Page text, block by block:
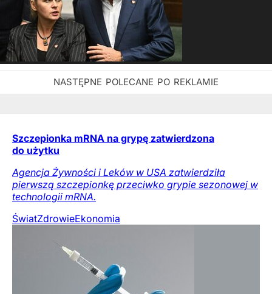
Szczepionka mRNA na grypę zatwierdzona
do użytku
Agencja Żywności i Leków w USA zatwierdziła
pierwszą szczepionkę przeciwko grypie sezonowej w
technologii mRNA.
ŚwiatZdrowieEkonomia